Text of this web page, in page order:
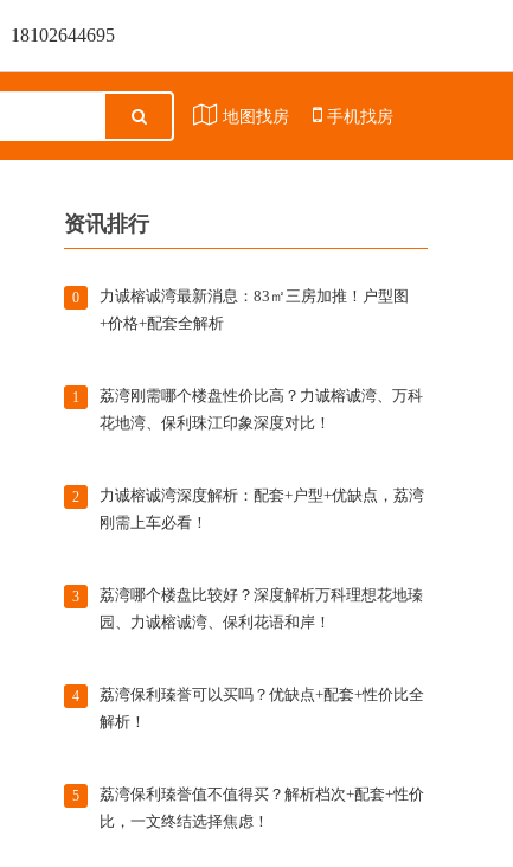
18102644695
地图找房 手机找房
资讯排行
0
力诚榕诚湾最新消息：83㎡三房加推！户型图
+价格+配套全解析
1
荔湾刚需哪个楼盘性价比高？力诚榕诚湾、万科
花地湾、保利珠江印象深度对比！
2
力诚榕诚湾深度解析：配套+户型+优缺点，荔湾
刚需上车必看！
3
荔湾哪个楼盘比较好？深度解析万科理想花地瑧
园、力诚榕诚湾、保利花语和岸！
4
荔湾保利瑧誉可以买吗？优缺点+配套+性价比全
解析！
5
荔湾保利瑧誉值不值得买？解析档次+配套+性价
比，一文终结选择焦虑！